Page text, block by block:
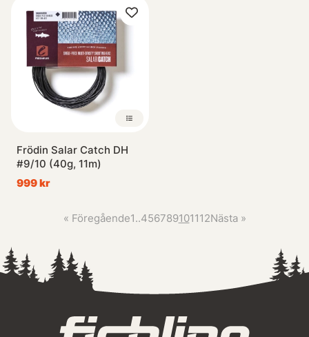
Frödin Salar Catch DH
#9/10 (40g, 11m)
999 kr
« Föregående1..456789101112Nästa »